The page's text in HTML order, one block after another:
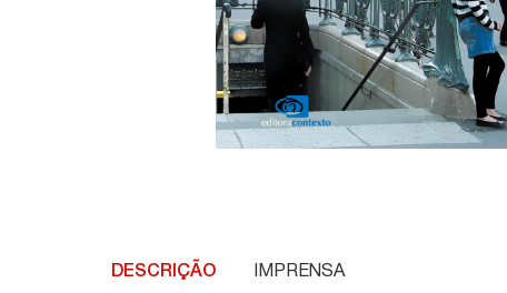
DESCRIÇÃO IMPRENSA